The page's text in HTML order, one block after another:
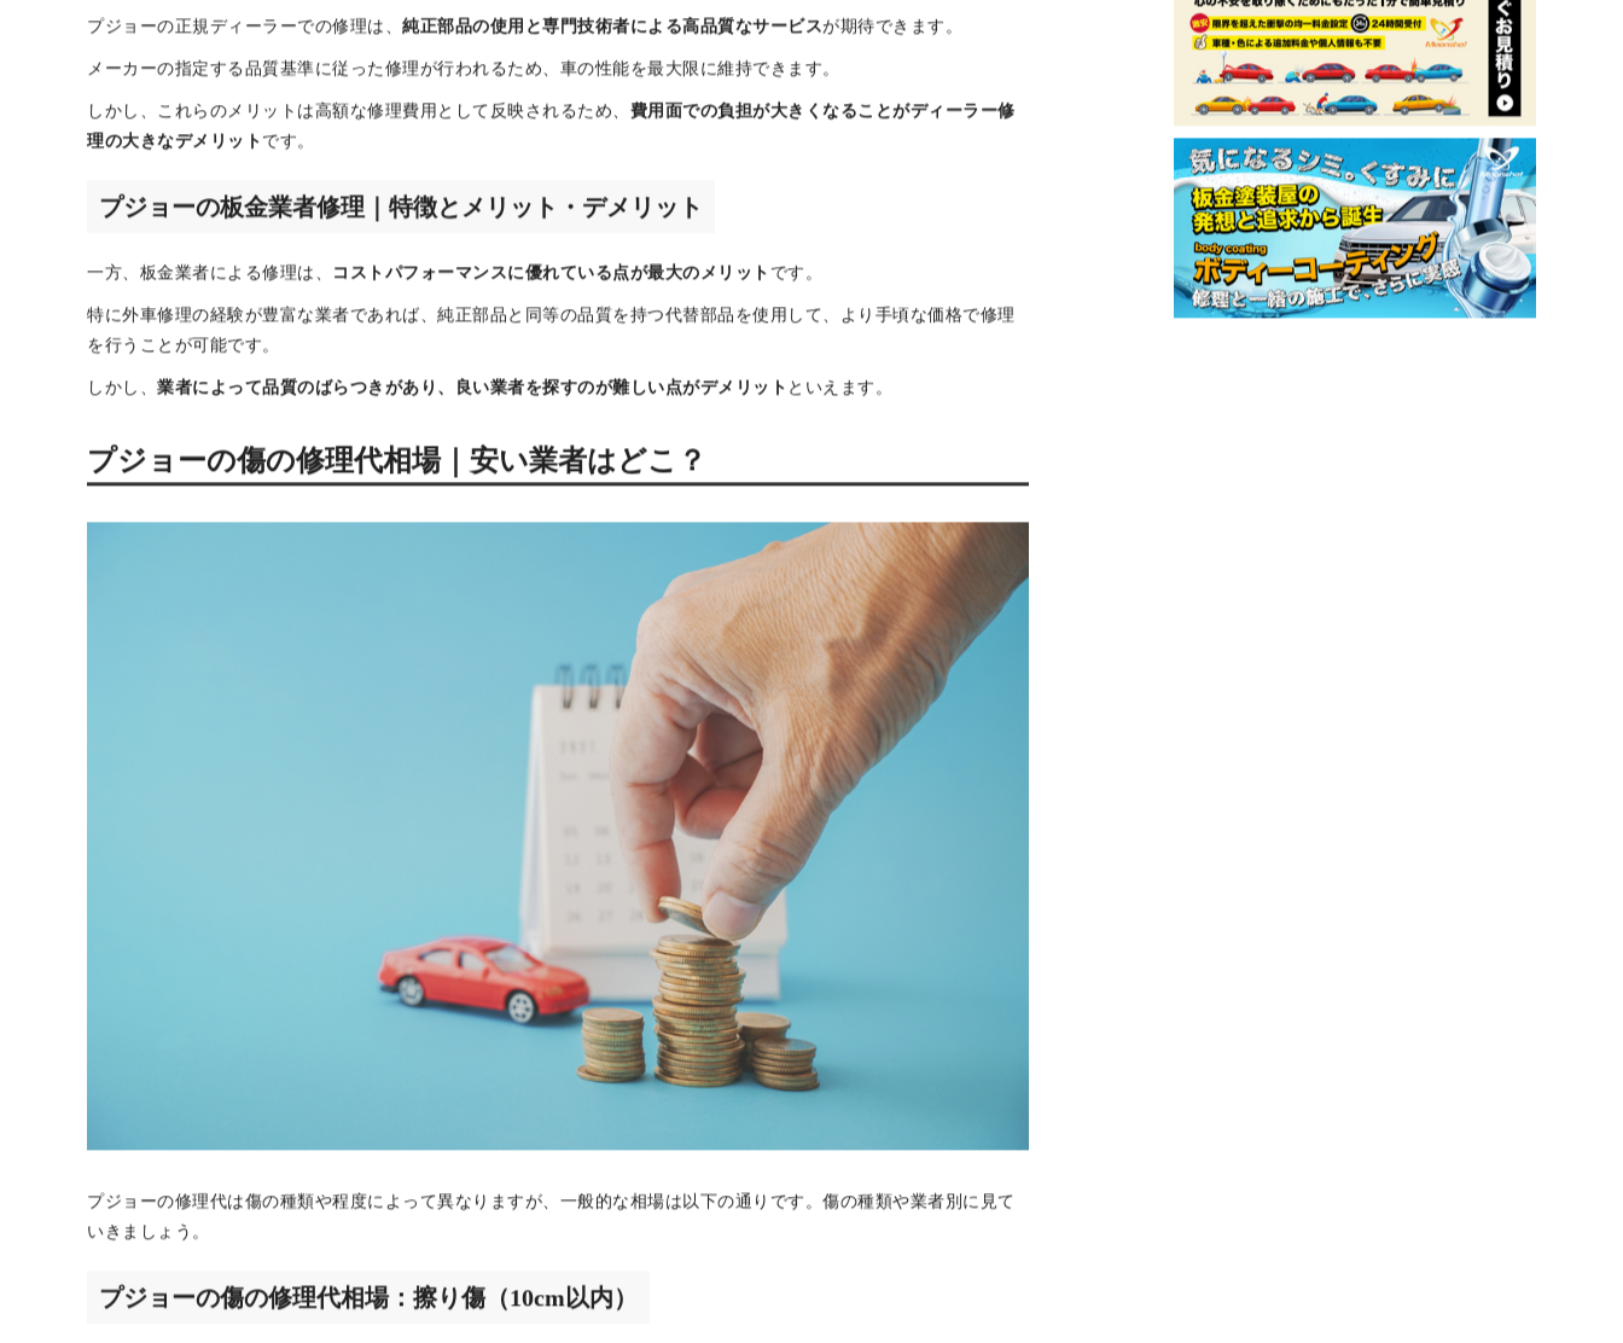
プジョーのディーラー修理｜特徴とメリット・デメリット
プジョーの正規ディーラーでの修理は、 純正部品の使用と専門技術者による高品質なサービス
メーカーの指定する品質基準に従った修理が行われるため、車の性能を最大限に維持できます。
しかし、これらのメリットは高額な修理費用として反映されるため、 費用面での負担が大きくなることがディーラー修
理の大きなデメリット
プジョーの板金業者修理｜特徴とメリット・デメリット
一方、板金業者による修理は、コストパフォーマンスに優れている点が最大のメリット
業者によって品質のばらつきがあり、良い業者を探すのが難しい点がデメリットといえます。
プジョーの傷の修理代相場｜安い業者はどこ？